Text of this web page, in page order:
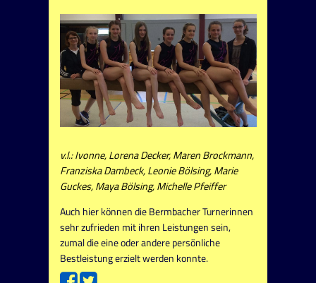
v.l.: Ivonne, Lorena Decker, Maren Brockmann,
Franziska Dambeck, Leonie Bölsing, Marie
Guckes, Maya Bölsing, Michelle Pfeiffer
Auch hier können die Bermbacher Turnerinnen
sehr zufrieden mit ihren Leistungen sein,
zumal die eine oder andere persönliche
Bestleistung erzielt werden konnte.